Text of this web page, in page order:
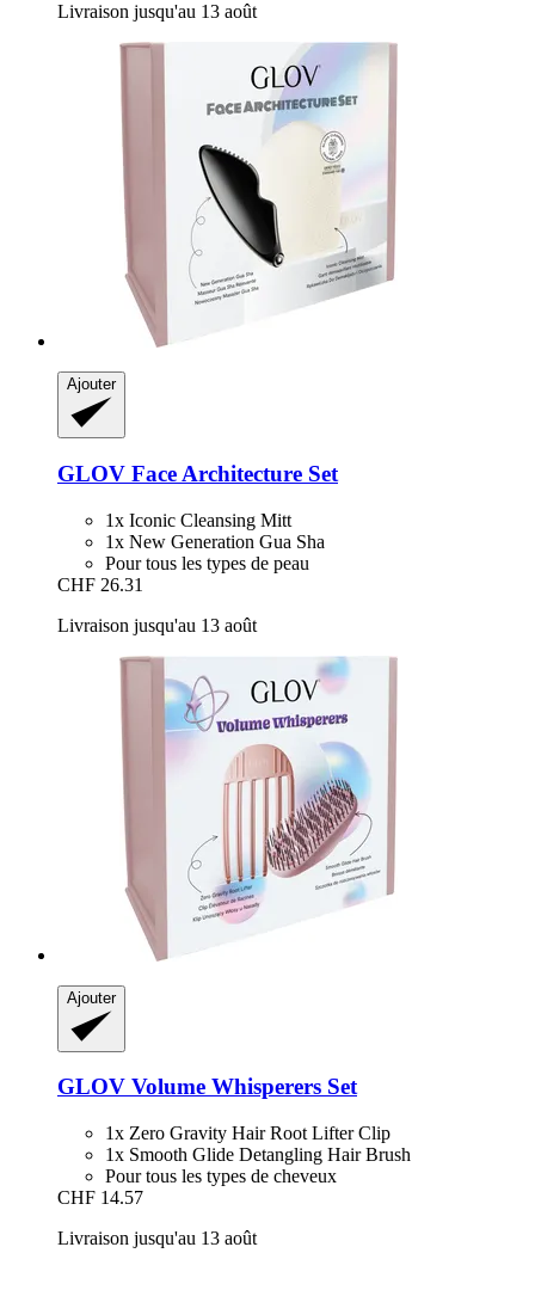
Livraison jusqu'au 13 août
Ajouter
GLOV Face Architecture Set
1x Iconic Cleansing Mitt
1x New Generation Gua Sha
Pour tous les types de peau
CHF 26.31
Livraison jusqu'au 13 août
Ajouter
GLOV Volume Whisperers Set
1x Zero Gravity Hair Root Lifter Clip
1x Smooth Glide Detangling Hair Brush
Pour tous les types de cheveux
CHF 14.57
Livraison jusqu'au 13 août